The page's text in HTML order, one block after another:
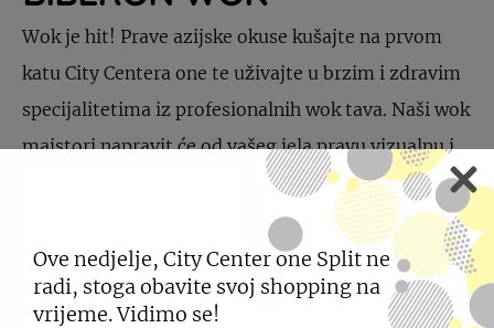
Wok je hit! Prave azijske okuse kušajte na prvom
katu City Centera one te uživajte u brzim i zdravim
specijalitetima iz profesionalnih wok tava. Naši wok
majstori napravit će od vašeg jela pravu vizualnu i
Ove nedjelje, City Center one Split ne
radi, stoga obavite svoj shopping na
vrijeme. Vidimo se!